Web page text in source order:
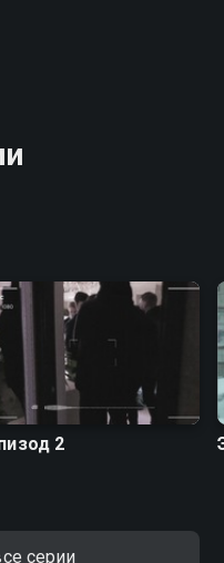
Опасные связи
в хорошем HD
2
серии